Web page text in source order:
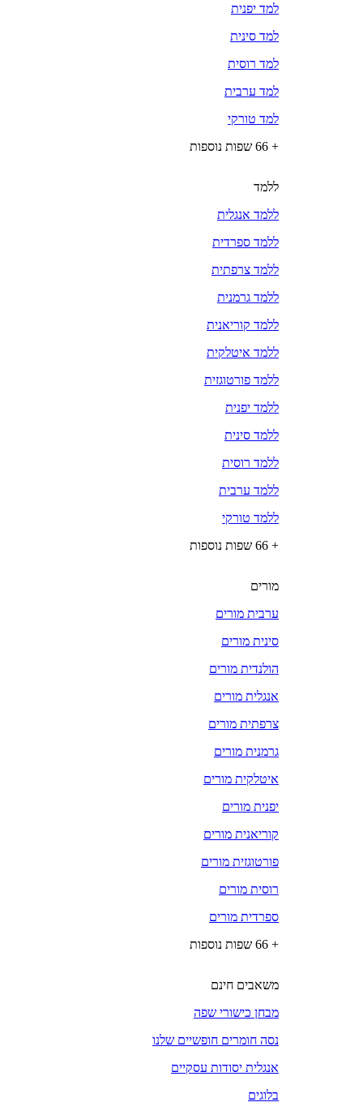
למד יפנית
למד סינית
למד רוסית
למד ערבית
למד טורקי
+ 66 שפות נוספות
ללמד
ללמד אנגלית
ללמד ספרדית
ללמד צרפתית
ללמד גרמנית
ללמד קוריאנית
ללמד איטלקית
ללמד פורטוגזית
ללמד יפנית
ללמד סינית
ללמד רוסית
ללמד ערבית
ללמד טורקי
+ 66 שפות נוספות
מורים
ערבית מורים
סינית מורים
הולנדית מורים
אנגלית מורים
צרפתית מורים
גרמנית מורים
איטלקית מורים
יפנית מורים
קוריאנית מורים
פורטוגזית מורים
רוסית מורים
ספרדית מורים
+ 66 שפות נוספות
משאבים חינם
מבחן כישורי שפה
נסה חומרים חופשיים שלנו
אנגלית יסודות עסקיים
בלוגים